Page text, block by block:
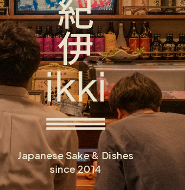
Japanese Sake & Dishes
since 2014